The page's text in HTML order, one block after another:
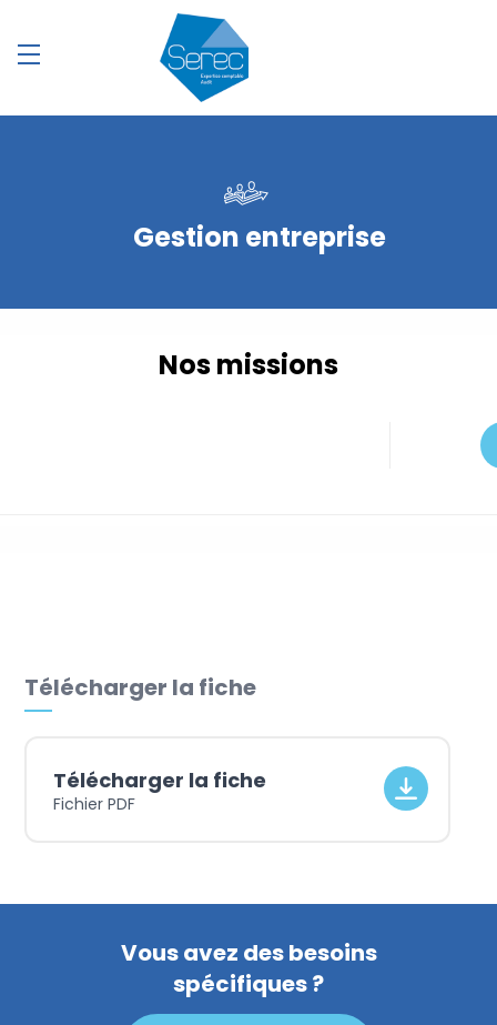
Gestion entreprise
Nos missions
Télécharger la fiche
Télécharger la fiche
Fichier PDF
Vous avez des besoins
spécifiques ?